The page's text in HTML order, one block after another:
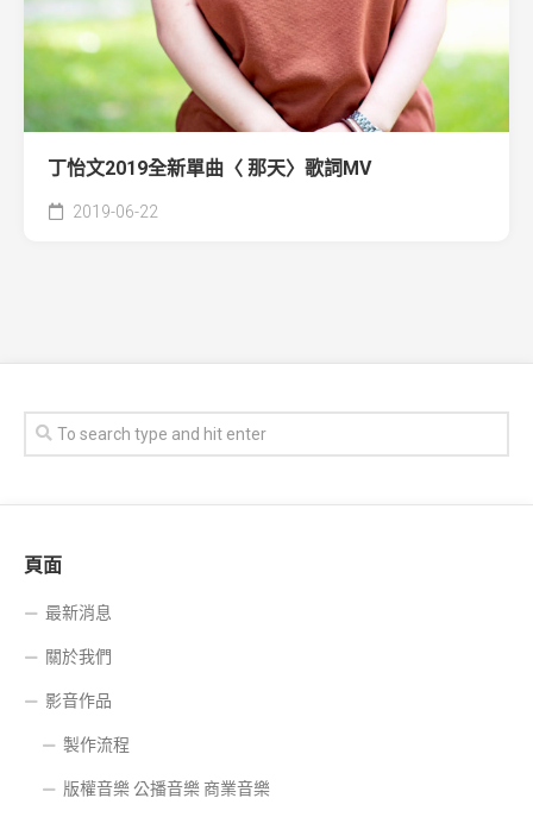
丁怡文2019全新單曲〈 那天〉歌詞MV
2019-06-22
頁面
最新消息
關於我們
影音作品
製作流程
版權音樂 公播音樂 商業音樂